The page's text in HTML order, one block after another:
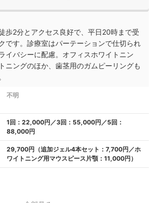
歩2分とアクセス良好で、平日20時まで受
です。診療室はパーテーションで仕切られ
イバシーに配慮。オフィスホワイトニン
ニングのほか、歯茎用のガムピーリングも
不明
1回：22,000円／3回：55,000円／5回：
88,000円
29,700円（追加ジェル4本セット：7,700円／ホ
ワイトニング用マウスピース片顎：11,000円）